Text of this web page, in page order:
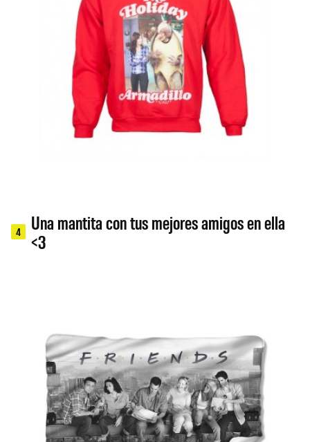
4
Una mantita con tus mejores amigos en ella
<3